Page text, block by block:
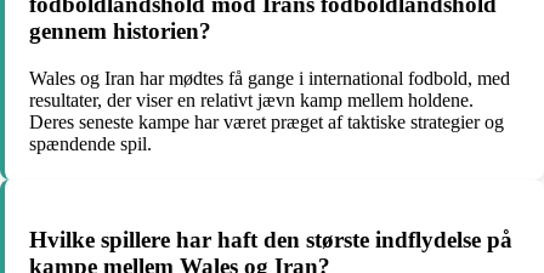
gennem historien?
Wales og Iran har mødtes få gange i international fodbold, med
resultater, der viser en relativt jævn kamp mellem holdene.
Deres seneste kampe har været præget af taktiske strategier og
spændende spil.
Hvilke spillere har haft den største indflydelse på
kampe mellem Wales og Iran?